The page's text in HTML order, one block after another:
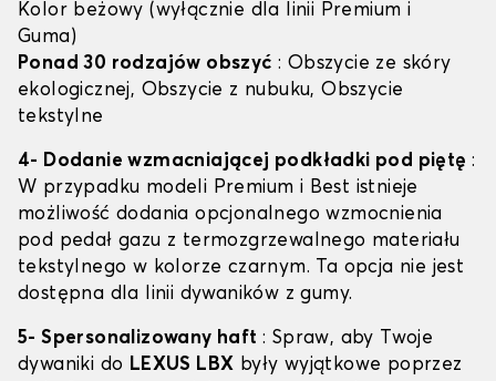
Kolor beżowy (wyłącznie dla linii Premium i
Guma)
Ponad 30 rodzajów obszyć : Obszycie ze skóry
ekologicznej, Obszycie z nubuku, Obszycie
tekstylne
4- Dodanie wzmacniającej podkładki pod piętę :
W przypadku modeli Premium i Best istnieje
możliwość dodania opcjonalnego wzmocnienia
pod pedał gazu z termozgrzewalnego materiału
tekstylnego w kolorze czarnym. Ta opcja nie jest
dostępna dla linii dywaników z gumy.
5- Spersonalizowany haft : Spraw, aby Twoje
dywaniki do LEXUS LBX były wyjątkowe poprzez